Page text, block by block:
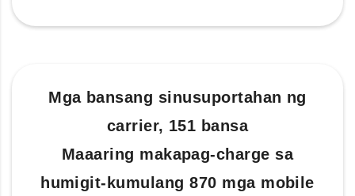
Mga bansang sinusuportahan ng
carrier, 151 bansa
Maaaring makapag-charge sa
humigit-kumulang 870 mga mobile